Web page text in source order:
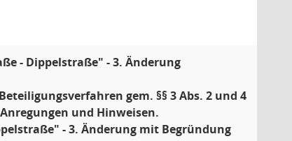
- Dippelstraße" - 3. Änderung
gem. §§ 3 Abs. 2 und 4
und Hinweisen.
- 3. Änderung mit Begründung